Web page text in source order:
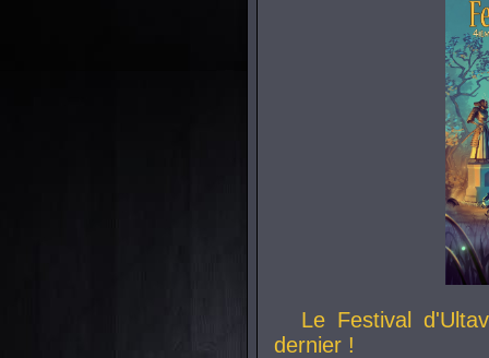
Le Festival
dernier !